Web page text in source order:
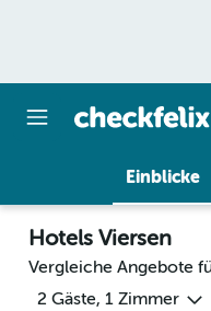
Einblicke
Hotels Viersen
Vergleiche Angebote
2 Gäste, 1 Zimmer